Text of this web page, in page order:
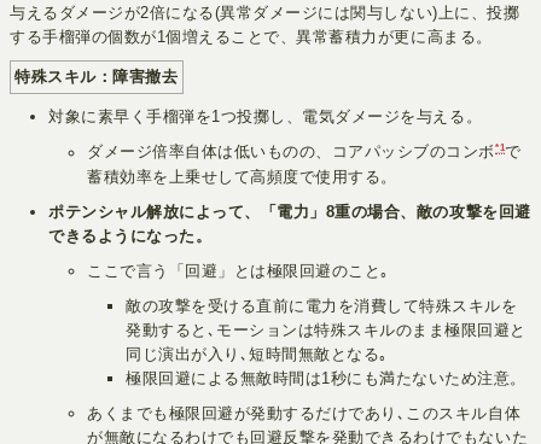
与えるダメージが2倍になる(異常ダメージには関与しない)上に、投擲
する手榴弾の個数が1個増えることで、異常蓄積力が更に高まる。
特殊スキル：障害撤去
対象に素早く手榴弾を1つ投擲し、電気ダメージを与える。
ダメージ倍率自体は低いものの、コアパッシブのコンボ *1で
蓄積効率を上乗せして高頻度で使用する。
ポテンシャル解放によって、「電力」8重の場合、敵の攻撃を回避
できるようになった。
ここで言う「回避」とは極限回避のこと｡
敵の攻撃を受ける直前に電力を消費して特殊スキルを
発動すると､モーションは特殊スキルのまま極限回避と
同じ演出が入り､短時間無敵となる｡
極限回避による無敵時間は1秒にも満たないため注意。
あくまでも極限回避が発動するだけであり､このスキル自体
が無敵になるわけでも回避反撃を発動できるわけでもないた